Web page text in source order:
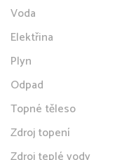
Voda
Elektřina
Plyn
Odpad
Topné těleso
Zdroj topení